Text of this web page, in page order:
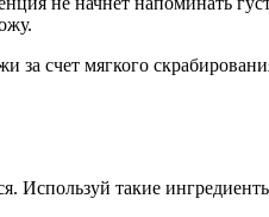
счет мягкого
Используй такие